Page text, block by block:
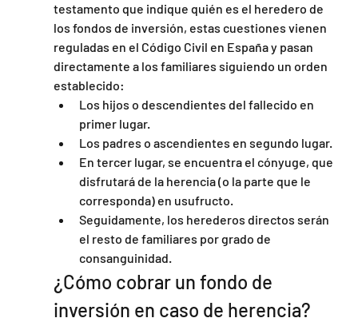
testamento que indique quién es el heredero de
los fondos de inversión, estas cuestiones vienen
reguladas en el Código Civil en España y pasan
directamente a los familiares siguiendo un orden
establecido:
Los hijos o descendientes del fallecido en
primer lugar.
Los padres o ascendientes en segundo lugar.
En tercer lugar, se encuentra el cónyuge, que
disfrutará de la herencia (o la parte que le
corresponda) en usufructo.
Seguidamente, los herederos directos serán
el resto de familiares por grado de
consanguinidad.
¿Cómo cobrar un fondo de
inversión en caso de herencia?